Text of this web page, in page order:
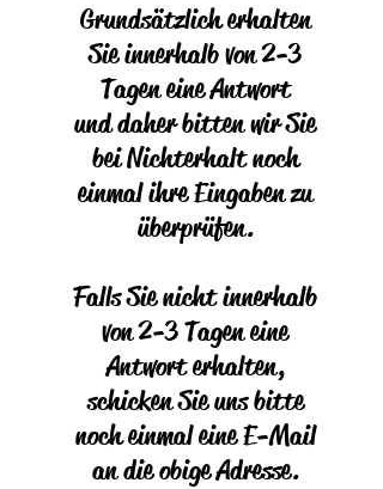
Grundsätzlich erhalten
Sie innerhalb von 2-3
Tagen eine Antwort
und daher bitten wir Sie
bei Nichterhalt noch
einmal ihre Eingaben zu
überprüfen.
Falls Sie nicht innerhalb
von 2-3 Tagen eine
Antwort erhalten,
schicken Sie uns bitte
noch einmal eine E-Mail
an die obige Adresse.